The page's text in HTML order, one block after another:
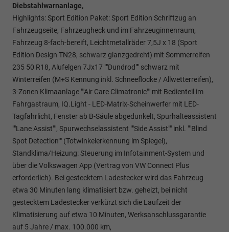
Diebstahlwarnanlage,
Highlights: Sport Edition Paket: Sport Edition Schriftzug an
Fahrzeugseite, Fahrzeugheck und im Fahrzeuginnenraum,
Fahrzeug 8-fach-bereift, Leichtmetallräder 7,5J x 18 (Sport
Edition Design TN28, schwarz glanzgedreht) mit Sommerreifen
235 50 R18, Alufelgen 7Jx17 ""Dundrod"" schwarz mit
Winterreifen (M+S Kennung inkl. Schneeflocke / Allwetterreifen),
3-Zonen Klimaanlage ""Air Care Climatronic"" mit Bedienteil im
Fahrgastraum, IQ.Light - LED-Matrix-Scheinwerfer mit LED-
Tagfahrlicht, Fenster ab B-Säule abgedunkelt, Spurhalteassistent
""Lane Assist"", Spurwechselassistent ""Side Assist"" inkl. ""Blind
Spot Detection"" (Totwinkelerkennung im Spiegel),
Standklima/Heizung: Steuerung im Infotainment-System und
über die Volkswagen App (Vertrag von VW Connect Plus
erforderlich). Bei gestecktem Ladestecker wird das Fahrzeug
etwa 30 Minuten lang klimatisiert bzw. geheizt, bei nicht
gestecktem Ladestecker verkürzt sich die Laufzeit der
Klimatisierung auf etwa 10 Minuten, Werksanschlussgarantie
auf 5 Jahre / max. 100.000 km,